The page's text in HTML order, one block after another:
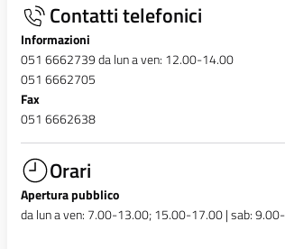
Contatti telefonici
Informazioni
051 6662739 da lun a ven: 12.00-14.00
051 6662705
Fax
051 6662638
Orari
Apertura pubblico
da lun a ven: 7.00-13.00; 15.00-17.00 | sab: